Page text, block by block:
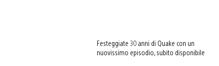
Festeggiate 30 anni di Quake con un
nuovissimo episodio, subito disponibile